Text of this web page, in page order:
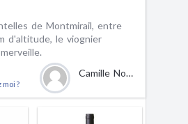
de Montmirail, entre
d'altitude, le viognier
?
Camille Nosworthy